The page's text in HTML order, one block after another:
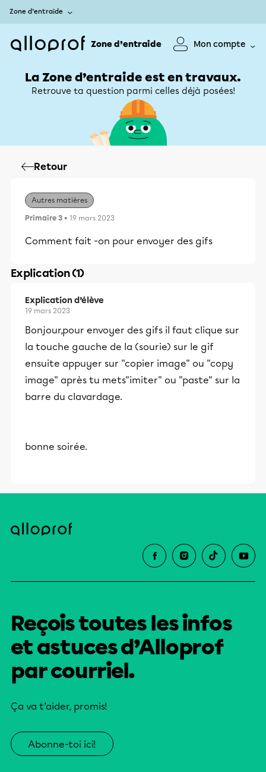
Zone d’entraide
Zone d’entraide Mon compte
La Zone d’entraide est en travaux.
Retrouve ta question parmi celles déjà posées!
Retour
Autres matières
Primaire 3 • 19 mars 2023
Comment fait -on pour envoyer des gifs
Explication (1)
Explication d’élève
19 mars 2023
Bonjour,pour envoyer des gifs il faut clique sur
la touche gauche de la (sourie) sur le gif
ensuite appuyer sur "copier image" ou "copy
image" après tu mets"imiter" ou "paste" sur la
barre du clavardage.
bonne soirée.
Reçois toutes les infos
et astuces d’Alloprof
par courriel.
Ça va t’aider, promis!
Abonne-toi ici!